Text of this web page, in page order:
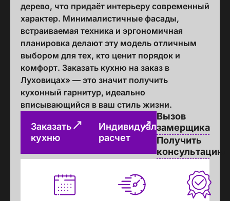
дерево, что придаёт интерьеру современный
характер. Минималистичные фасады,
встраиваемая техника и эргономичная
планировка делают эту модель отличным
выбором для тех, кто ценит порядок и
комфорт. Заказать кухню на заказ в
Луховицах» — это значит получить
кухонный гарнитур, идеально
вписывающийся в ваш стиль жизни.
Заказать
кухню
Индивидуальный
расчет
Вызов
замерщика
Получить
консультацию